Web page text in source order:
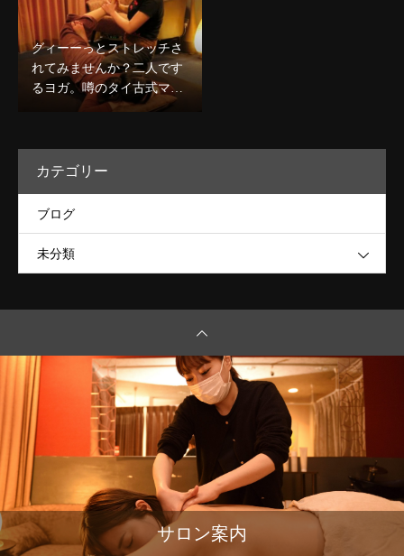
刺激となる大きな原因の
ひとつとなります。5日間
のスターターキットもあ
りますので是非お試しく
ださい#シゲタ#フェイシ
リラクゼーション#オスス
グィーーっとストレッチさ
れてみませんか？二人です
るヨガ。噂のタイ古式マッ
サージで心身ほぐしましょ
カテゴリー
ブログ
未分類
サロン案内